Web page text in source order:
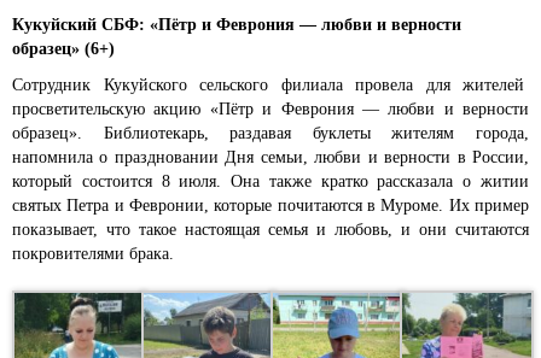
Кукуйский СБФ: «Пётр и Феврония — любви и верности
образец» (6+)
Сотрудник Кукуйского сельского филиала провела для жителей
просветительскую акцию «Пётр и Феврония — любви и верности
образец». Библиотекарь, раздавая буклеты жителям города,
напомнила о праздновании Дня семьи, любви и верности в России,
который состоится 8 июля. Она также кратко рассказала о житии
святых Петра и Февронии, которые почитаются в Муроме. Их пример
показывает, что такое настоящая семья и любовь, и они считаются
покровителями брака.